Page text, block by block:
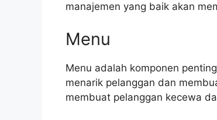
manajemen yang baik akan
Menu
Menu adalah komponen
menarik pelanggan dan
membuat pelanggan kecewa